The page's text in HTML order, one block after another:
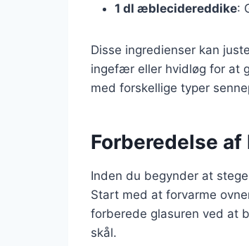
1 dl æblecidereddike:
Disse ingredienser kan
ingefær eller hvidløg for at
med forskellige typer
Forberedelse
Inden du begynder at
Start med at forvarme
forberede glasuren ved at
skål.